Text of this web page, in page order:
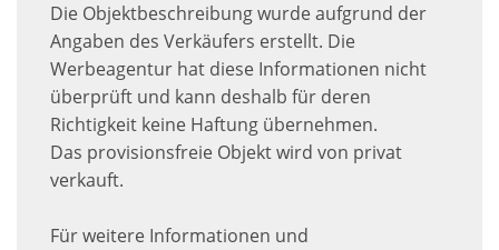
Die Objektbeschreibung wurde aufgrund der
Angaben des Verkäufers erstellt. Die
Werbeagentur hat diese Informationen nicht
überprüft und kann deshalb für deren
Richtigkeit keine Haftung übernehmen.
Das provisionsfreie Objekt wird von privat
verkauft.
Für weitere Informationen und